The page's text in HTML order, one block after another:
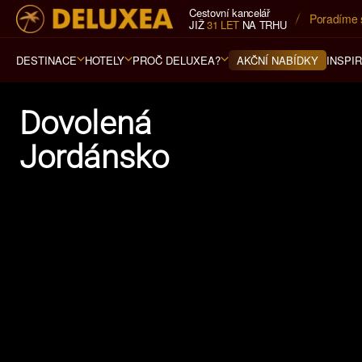
Cestovní kancelář
JIŽ31 LETNA TRHU Poradíme
5*
DESTINACE HOTELY PROČ DELUXEA? AKČNÍ NABÍDKY
Dovolená
Jordánsko